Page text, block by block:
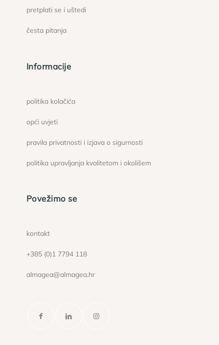
pretplati se i uštedi
česta pitanja
Informacije
politika kolačića
opći uvjeti
pravila privatnosti i izjava o sigurnosti
politika upravljanja kvalitetom i okolišem
Povežimo se
kontakt
+385 (0)1 7794 118
almagea@almagea.hr